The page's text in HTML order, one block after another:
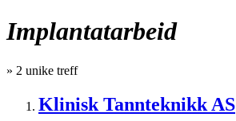
Implantatarbeid
» 2 unike treff
Klinisk Tannteknikk AS